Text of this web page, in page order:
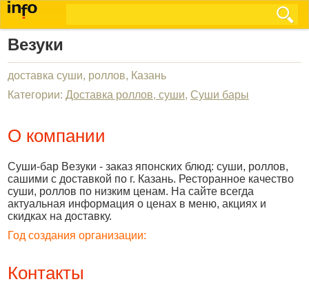
Везуки
доставка суши, роллов, Казань
Категории: Доставка роллов, суши, Суши бары
О компании
Суши-бар Везуки - заказ японских блюд: суши, роллов,
сашими с доставкой по г. Казань. Ресторанное качество
суши, роллов по низким ценам. На сайте всегда
актуальная информация о ценах в меню, акциях и
скидках на доставку.
Год создания организации:
Контакты